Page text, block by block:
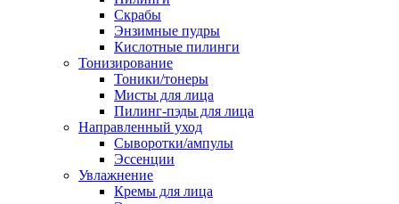
Скрабы
Энзимные пудры
Кислотные пилинги
Тонизирование
Тоники/тонеры
Мисты для лица
Пилинг-пэды для лица
Направленный уход
Сыворотки/ампулы
Эссенции
Увлажнение
Кремы для лица